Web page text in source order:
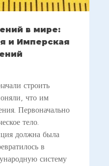
в мире:
и Имперская
строить
что им
Первоначально
тело.
должна была
в
систему